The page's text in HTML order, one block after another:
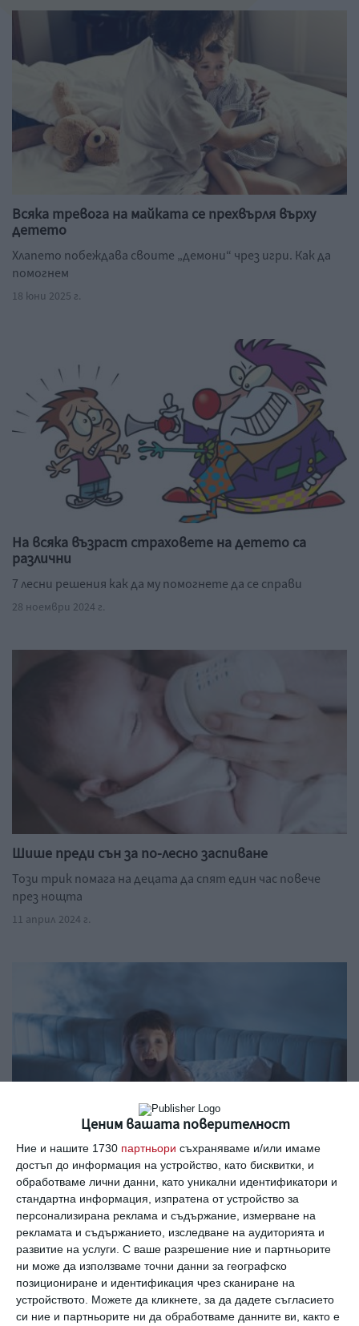
Ценим вашата поверителност
Ние и нашите 1730 партньори съхраняваме и/или имаме
достъп до информация на устройство, като бисквитки, и
обработваме лични данни, като уникални идентификатори и
стандартна информация, изпратена от устройство за
персонализирана реклама и съдържание, измерване на
рекламата и съдържанието, изследване на аудиторията и
развитие на услуги. С ваше разрешение ние и партньорите
ни може да използваме точни данни за географско
позициониране и идентификация чрез сканиране на
устройството. Можете да кликнете, за да дадете съгласието
си ние и партньорите ни да обработваме данните ви, както е
Всяка тревога на майката се прехвърля върху
детето
Хлапето побеждава своите „демони“ чрез игри. Как да
помогнем
18 юни 2025 г.
На всяка възраст страховете на детето са
различни
7 лесни решения как да му помогнете да се справи
28 ноември 2024 г.
Шише преди сън за по-лесно заспиване
Този трик помага на децата да спят един час повече
през нощта
11 април 2024 г.
Забавлявайте се в тъмното: 8 съвета как
детето да пробори кошмарите
Спомнете си за детството и измислете стратегия
22 ноември 2023 г.